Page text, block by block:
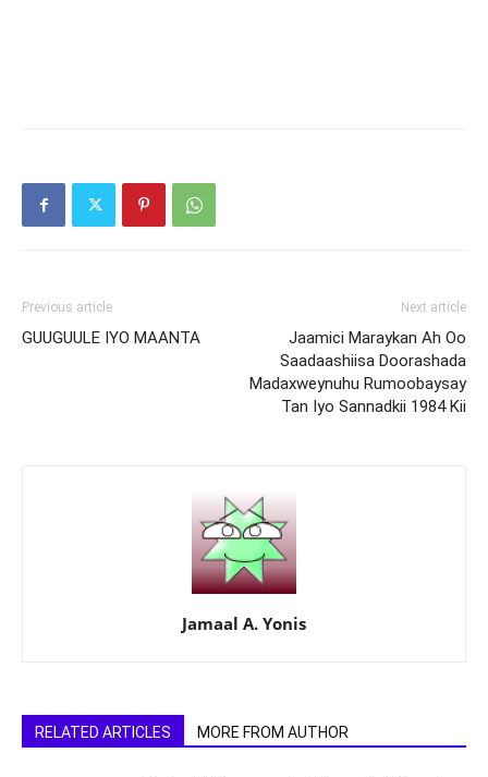
Previous article
GUUGUULE IYO MAANTA
Next article
Jaamici Maraykan Ah Oo
Saadaashiisa Doorashada
Madaxweynuhu Rumoobaysay
Tan Iyo Sannadkii 1984 Kii
Jamaal A. Yonis
RELATED ARTICLES MORE FROM AUTHOR